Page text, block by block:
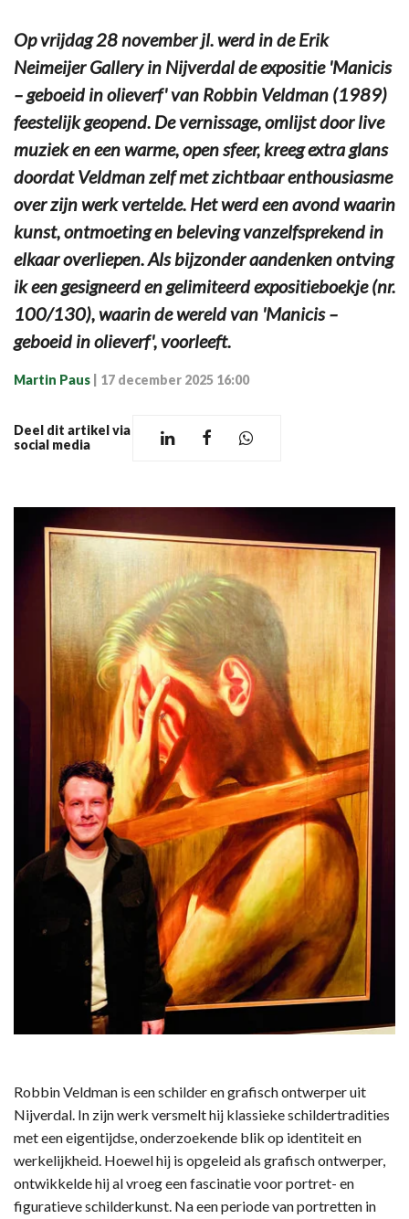
Op vrijdag 28 november jl. werd in de Erik
Neimeijer Gallery in Nijverdal de expositie 'Manicis
– geboeid in olieverf' van Robbin Veldman (1989)
feestelijk geopend. De vernissage, omlijst door live
muziek en een warme, open sfeer, kreeg extra glans
doordat Veldman zelf met zichtbaar enthousiasme
over zijn werk vertelde. Het werd een avond waarin
kunst, ontmoeting en beleving vanzelfsprekend in
elkaar overliepen. Als bijzonder aandenken ontving
ik een gesigneerd en gelimiteerd expositieboekje (nr.
100/130), waarin de wereld van 'Manicis –
geboeid in olieverf', voorleeft.
Martin Paus 17 december 2025 16:00
Deel dit artikel via
social media
Robbin Veldman is een schilder en grafisch ontwerper uit
Nijverdal. In zijn werk versmelt hij klassieke schildertradities
met een eigentijdse, onderzoekende blik op identiteit en
werkelijkheid. Hoewel hij is opgeleid als grafisch ontwerper,
ontwikkelde hij al vroeg een fascinatie voor portret- en
figuratieve schilderkunst. Na een periode van portretten in